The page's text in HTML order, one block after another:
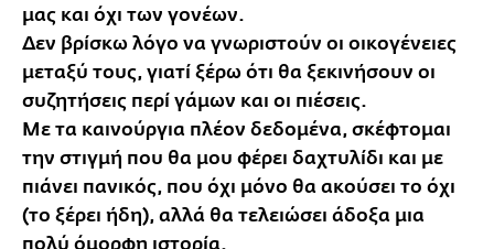
μας και όχι των γονέων.
Δεν βρίσκω λόγο να γνωριστούν οι οικογένειες
μεταξύ τους, γιατί ξέρω ότι θα ξεκινήσουν οι
συζητήσεις περί γάμων και οι πιέσεις.
Με τα καινούργια πλέον δεδομένα, σκέφτομαι
την στιγμή που θα μου φέρει δαχτυλίδι και με
πιάνει πανικός, που όχι μόνο θα ακούσει το όχι
(το ξέρει ήδη), αλλά θα τελειώσει άδοξα μια
πολύ όμορφη ιστορία.